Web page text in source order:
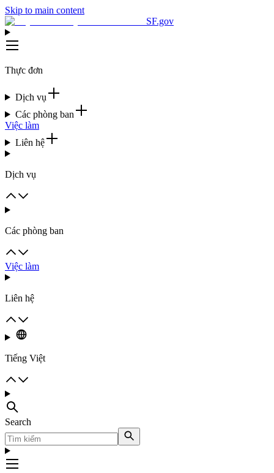
Skip to main content
SF.gov
Thực đơn
Dịch vụ
Các phòng ban
Việc làm
Liên hệ
Dịch vụ
Các phòng ban
Việc làm
Liên hệ
Tiếng Việt
Search